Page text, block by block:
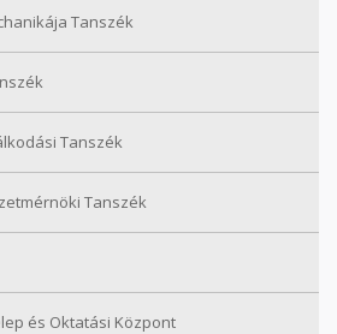
Tanszék
Tanszék
Tanszék
és Oktatási Központ